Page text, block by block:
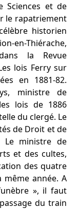
Sciences et de
le rapatriement
historien
en-Thiérache,
la Revue
lois Ferry sur
en 1881-82.
ministre de
lois de 1886
du clergé. Le
de Droit et de
Le ministre de
et des cultes,
des quatre
année. A
», il faut
du train